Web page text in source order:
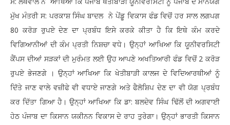
ਮੁੱਖ ਮੰਤਰੀ ਸ: ਪਰਕਾਸ਼ ਸਿੰਘ ਬਾਦਲ ਨੇ ਪੇਂਡੂ ਵਿਕਾਸ ਫੰਡ ਵਿਚੋਂ ਹਰ ਸਾਲ ਲਗਪਗ
80 ਕਰੋੜ ਰੁਪਏ ਦੇਣ ਦਾ ਪ੍ਰਬੰਧ ਇਸੇ ਕਰਕੇ ਕੀਤਾ ਹੈ ਕਿ ਇਥੇ ਕੰਮ ਕਰਦੇ
ਵਿਗਿਆਨੀਆਂ ਦੀ ਕੰਮ ਪ੍ਰਤੀ ਨਿਸ਼ਚਾ ਵਧੇ। ਉਨ੍ਹਾਂ ਆਖਿਆ ਕਿ ਯੂਨੀਵਰਸਿਟੀ
ਕੈਂਪਸ ਦੀਆਂ ਸੜਕਾਂ ਦੀ ਮੁਰੰਮਤ ਲਈ ਉਹ ਆਪਣੇ ਅਖਤਿਆਰੀ ਫੰਡ ਵਿਚੋਂ 2 ਕਰੋੜ
ਰੁਪਏ ਭੇਜਣਗੇ । ਉਨ੍ਹਾਂ ਆਖਿਆ ਕਿ ਖੇਤੀਬਾੜੀ ਕਾਲਜ ਦੇ ਵਿਦਿਆਰਥੀਆਂ ਨੂੰ
ਦਿੱਤੇ ਜਾਣ ਵਾਲੇ ਵਜ਼ੀਫੇ ਵੀ ਵਧਾਏ ਜਾਣਗੇ ਅਤੇ ਫੈਲੋਸ਼ਿਪ ਦੇਣ ਦਾ ਵੀ ਯੋਗ ਪ੍ਰਬੰਧ
ਕਰ ਦਿੱਤਾ ਗਿਆ ਹੈ। ਉਨ੍ਹਾਂ ਆਖਿਆ ਕਿ ਡਾ: ਬਲਦੇਵ ਸਿੰਘ ਢਿੱਲੋਂ ਦੀ ਅਗਵਾਈ
ਹੇਠ ਪੰਜਾਬ ਦਾ ਕਿਸਾਨ ਯਕੀਨਨ ਵਿਕਾਸ ਦੇ ਰਾਹ ਤੁਰੇਗਾ। ਉਨ੍ਹਾਂ ਭਾਰਤੀ ਕਿਸਾਨ